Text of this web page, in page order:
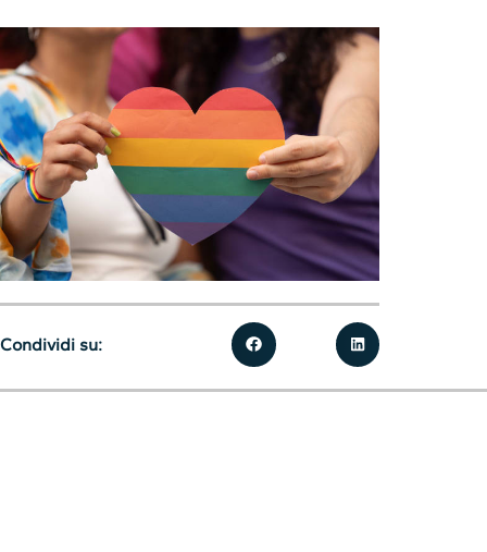
Condividi su: